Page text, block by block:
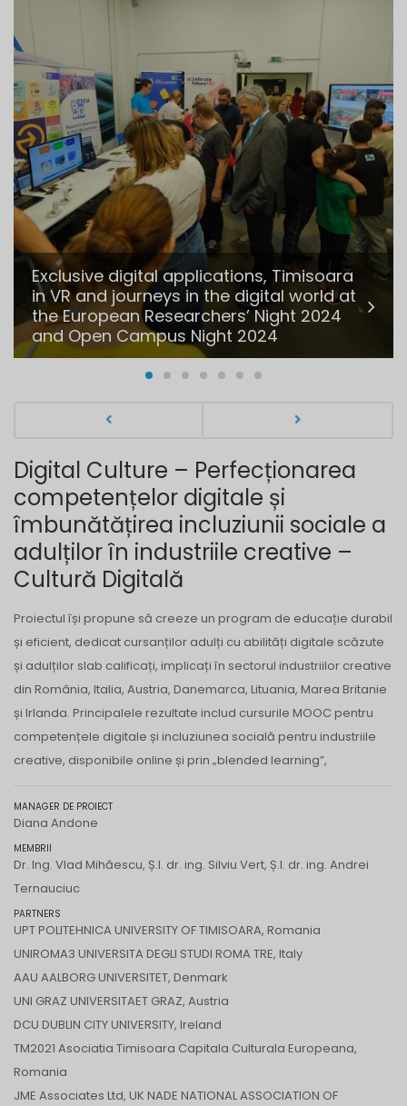
Exclusive digital applications, Timisoara
in VR and journeys in the digital world at
the European Researchers’ Night 2024
and Open Campus Night 2024
Digital Culture – Perfecționarea
competențelor digitale și
îmbunătățirea incluziunii sociale a
adulților în industriile creative –
Cultură Digitală
Proiectul își propune să creeze un program de educație durabil
și eficient, dedicat cursanților adulți cu abilități digitale scăzute
și adulților slab calificați, implicați în sectorul industriilor creative
din România, Italia, Austria, Danemarca, Lituania, Marea Britanie
și Irlanda. Principalele rezultate includ cursurile MOOC pentru
competențele digitale și incluziunea socială pentru industriile
creative, disponibile online și prin „blended learning”,
MANAGER DE PROIECT
Diana Andone
MEMBRII
Dr. Ing. Vlad Mihăescu, Ș.l. dr. ing. Silviu Vert, Ș.l. dr. ing. Andrei
Ternauciuc
PARTNERS
UPT POLITEHNICA UNIVERSITY OF TIMISOARA, Romania
UNIROMA3 UNIVERSITA DEGLI STUDI ROMA TRE, Italy
AAU AALBORG UNIVERSITET, Denmark
UNI GRAZ UNIVERSITAET GRAZ, Austria
DCU DUBLIN CITY UNIVERSITY, Ireland
TM2021 Asociatia Timisoara Capitala Culturala Europeana,
Romania
JME Associates Ltd, UK NADE NATIONAL ASSOCIATION OF